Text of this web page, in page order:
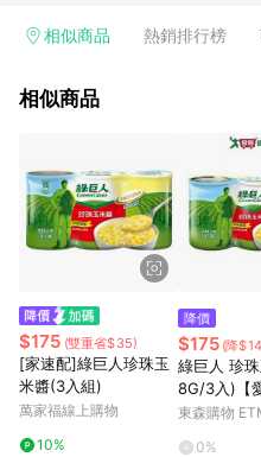
4. 不具回饋資格種類商品：電子禮
錄，相關問題請於保留時間內聯絡
提供簡單、快速、輕鬆的購物流程
話題性或期間限定商品來滿足您的
相似商品 熱銷排行榜
相似商品
$175 (雙重省$35)
[家速配]綠巨人珍珠玉
米醬(3入組)
萬家福線上購物
10%
降價
$175 (降
綠巨人 珍
8G/3入)【
東森購物
0%